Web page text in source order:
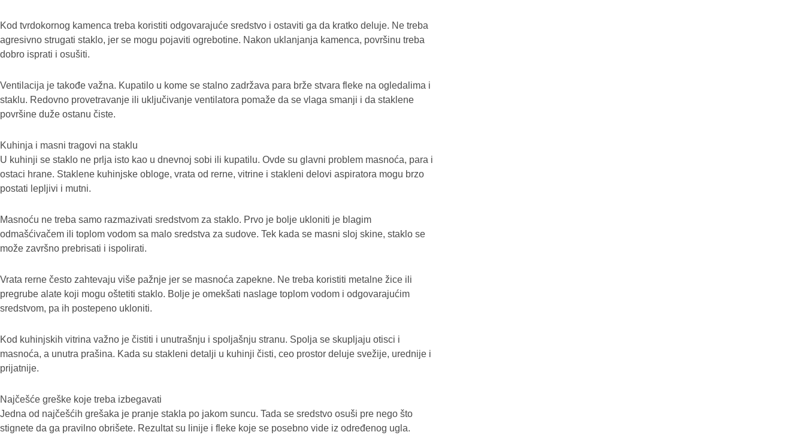
Kod tvrdokornog kamenca treba koristiti odgovarajuće sredstvo i ostaviti ga da kratko deluje. Ne treba
agresivno strugati staklo, jer se mogu pojaviti ogrebotine. Nakon uklanjanja kamenca, površinu treba
dobro isprati i osušiti.
Ventilacija je takođe važna. Kupatilo u kome se stalno zadržava para brže stvara fleke na ogledalima i
staklu. Redovno provetravanje ili uključivanje ventilatora pomaže da se vlaga smanji i da staklene
površine duže ostanu čiste.
Kuhinja i masni tragovi na staklu
U kuhinji se staklo ne prlja isto kao u dnevnoj sobi ili kupatilu. Ovde su glavni problem masnoća, para i
ostaci hrane. Staklene kuhinjske obloge, vrata od rerne, vitrine i stakleni delovi aspiratora mogu brzo
postati lepljivi i mutni.
Masnoću ne treba samo razmazivati sredstvom za staklo. Prvo je bolje ukloniti je blagim
odmašćivačem ili toplom vodom sa malo sredstva za sudove. Tek kada se masni sloj skine, staklo se
može završno prebrisati i ispolirati.
Vrata rerne često zahtevaju više pažnje jer se masnoća zapekne. Ne treba koristiti metalne žice ili
pregrube alate koji mogu oštetiti staklo. Bolje je omekšati naslage toplom vodom i odgovarajućim
sredstvom, pa ih postepeno ukloniti.
Kod kuhinjskih vitrina važno je čistiti i unutrašnju i spoljašnju stranu. Spolja se skupljaju otisci i
masnoća, a unutra prašina. Kada su stakleni detalji u kuhinji čisti, ceo prostor deluje svežije, urednije i
prijatnije.
Najčešće greške koje treba izbegavati
Jedna od najčešćih grešaka je pranje stakla po jakom suncu. Tada se sredstvo osuši pre nego što
stignete da ga pravilno obrišete. Rezultat su linije i fleke koje se posebno vide iz određenog ugla.